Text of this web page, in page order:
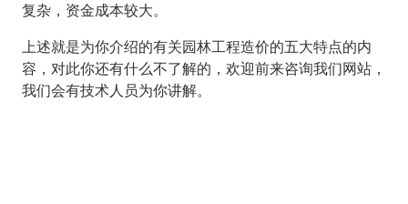
复杂，资金成本较大。
上述就是为你介绍的有关园林工程造价的五大特点的内
容，对此你还有什么不了解的，欢迎前来咨询我们网站，
我们会有技术人员为你讲解。